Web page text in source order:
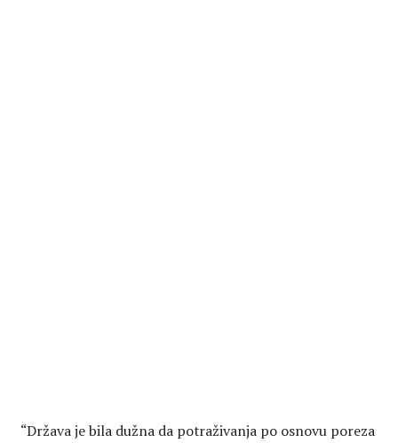
“Država je bila dužna da potraživanja po osnovu poreza